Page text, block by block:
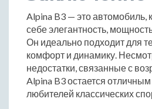
Alpina B3 — это автомобиль,
себе элегантность,
Он идеально подходит для
комфорт и динамику.
недостатки, связанные с
Alpina B3 остается
любителей классических